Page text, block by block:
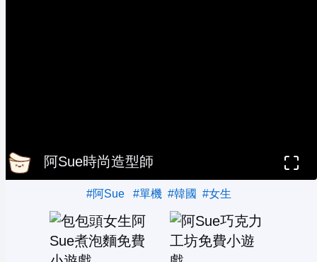
阿Sue時尚造型師
#阿Sue #單機 #韓國 #女生